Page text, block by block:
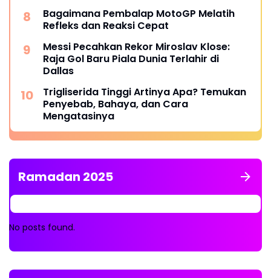
Bagaimana Pembalap MotoGP Melatih
Refleks dan Reaksi Cepat
Messi Pecahkan Rekor Miroslav Klose:
Raja Gol Baru Piala Dunia Terlahir di
Dallas
Trigliserida Tinggi Artinya Apa? Temukan
Penyebab, Bahaya, dan Cara
Mengatasinya
Ramadan 2025
No posts found.